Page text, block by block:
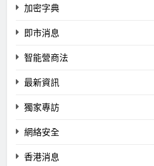
加密字典
即市消息
智能營商法
最新資訊
獨家專訪
網絡安全
香港消息